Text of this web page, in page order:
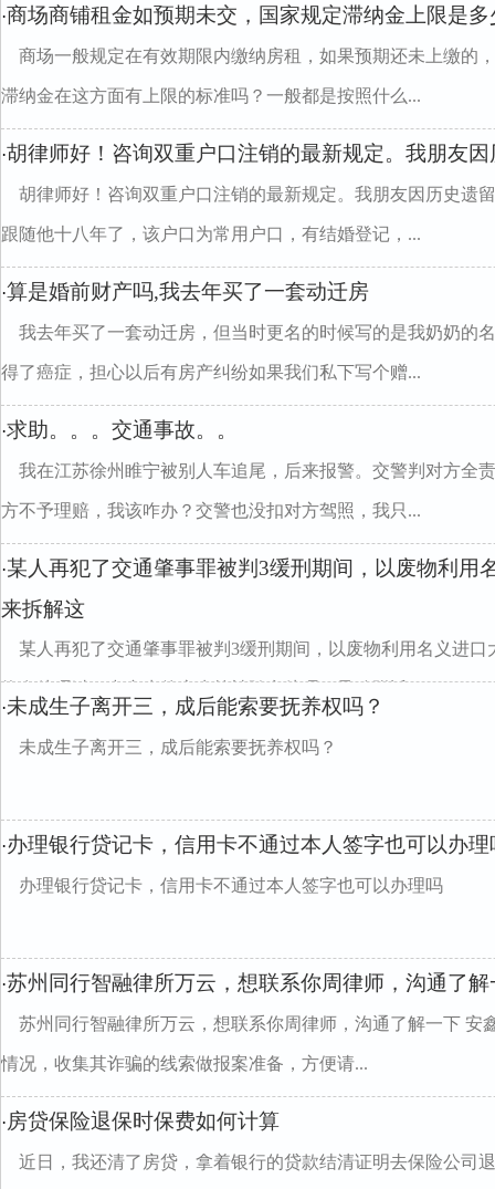
·商场商铺租金如预期未交，国家规定滞纳金上限是多
商场一般规定在有效期限内缴纳房租，如果预期还未上缴的
滞纳金在这方面有上限的标准吗？一般都是按照什么...
·胡律师好！咨询双重户口注销的最新规定。我朋友
胡律师好！咨询双重户口注销的最新规定。我朋友因历史遗
跟随他十八年了，该户口为常用户口，有结婚登记，...
·算是婚前财产吗,我去年买了一套动迁房
我去年买了一套动迁房，但当时更名的时候写的是我奶奶的
得了癌症，担心以后有房产纠纷如果我们私下写个赠...
·求助。。。交通事故。。
我在江苏徐州睢宁被别人车追尾，后来报警。交警判对方全
方不予理赔，我该咋办？交警也没扣对方驾照，我只...
·某人再犯了交通肇事罪被判3缓刑期间，以废物利用
来拆解这
某人再犯了交通肇事罪被判3缓刑期间，以废物利用名义进
物在处理过程中产生的废水等被随意处理，导致附近...
·未成生子离开三，成后能索要抚养权吗？
未成生子离开三，成后能索要抚养权吗？
·办理银行贷记卡，信用卡不通过本人签字也可以办理
办理银行贷记卡，信用卡不通过本人签字也可以办理吗
·苏州同行智融律所万云，想联系你周律师，沟通了
苏州同行智融律所万云，想联系你周律师，沟通了解一下 安
情况，收集其诈骗的线索做报案准备，方便请...
·房贷保险退保时保费如何计算
近日，我还清了房贷，拿着银行的贷款结清证明去保险公司